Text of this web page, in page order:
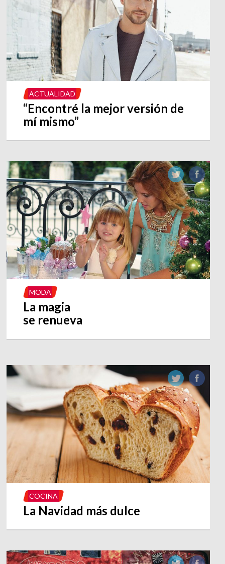
ACTUALIDAD
“Encontré la mejor versión de
mí mismo”
MODA
La magia
se renueva
COCINA
La Navidad más dulce